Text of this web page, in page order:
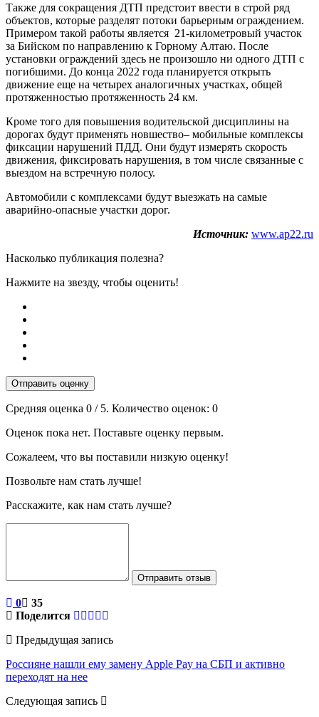
Также для сокращения ДТП предстоит ввести в строй ряд
объектов, которые разделят потоки барьерным ограждением.
Примером такой работы является 21-километровый участок
за Бийском по направлению к Горному Алтаю. После
установки ограждений здесь не произошло ни одного ДТП с
погибшими. До конца 2022 года планируется открыть
движение еще на четырех аналогичных участках, общей
протяженностью протяженность 24 км.
Кроме того для повышения водительской дисциплины на
дорогах будут применять новшество– мобильные комплексы
фиксации нарушений ПДД. Они будут измерять скорость
движения, фиксировать нарушения, в том числе связанные с
выездом на встречную полосу.
Автомобили с комплексами будут выезжать на самые
аварийно-опасные участки дорог.
Источник: www.ap22.ru
Насколько публикация полезна?
Нажмите на звезду, чтобы оценить!
Отправить оценку
Средняя оценка 0 / 5. Количество оценок: 0
Оценок пока нет. Поставьте оценку первым.
Сожалеем, что вы поставили низкую оценку!
Позвольте нам стать лучше!
Расскажите, как нам стать лучше?
Отправить отзыв
0
35
Поделится
Предыдущая запись
Россияне нашли ему замену Apple Pay на СБП и активно
переходят на нее
Следующая запись